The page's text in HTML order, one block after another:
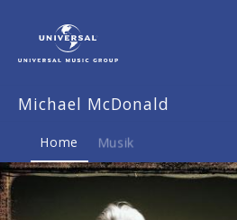
McDonald
Musik
Merch
Michael McDonald
Home Musik